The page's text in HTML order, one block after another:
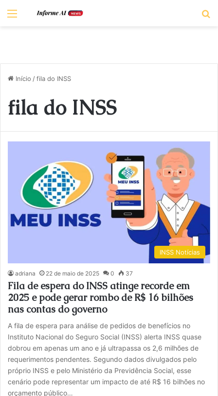
Menu
Início /fila do INSS
fila do INSS
INSS Notícias
adriana 22 de maio de 2025 0 37
Fila de espera do INSS atinge recorde em
2025 e pode gerar rombo de R$ 16 bilhões
nas contas do governo
A fila de espera para análise de pedidos de benefícios no
Instituto Nacional do Seguro Social (INSS) alerta INSS quase
dobrou em apenas um ano e já ultrapassa os 2,6 milhões de
requerimentos pendentes. Segundo dados divulgados pelo
próprio INSS e pelo Ministério da Previdência Social, esse
cenário pode representar um impacto de até R$ 16 bilhões no
orçamento público…